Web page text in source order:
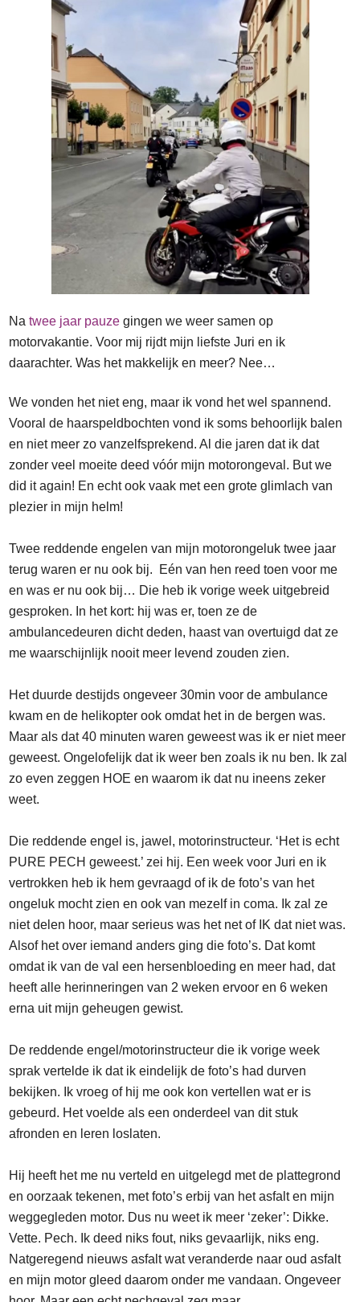
Na twee jaar pauze gingen we weer samen op
motorvakantie. Voor mij rijdt mijn liefste Juri en ik
daarachter. Was het makkelijk en meer? Nee…
We vonden het niet eng, maar ik vond het wel spannend.
Vooral de haarspeldbochten vond ik soms behoorlijk balen
en niet meer zo vanzelfsprekend. Al die jaren dat ik dat
zonder veel moeite deed vóór mijn motorongeval. But we
did it again! En echt ook vaak met een grote glimlach van
plezier in mijn helm!
Twee reddende engelen van mijn motorongeluk twee jaar
terug waren er nu ook bij. Eén van hen reed toen voor me
en was er nu ook bij… Die heb ik vorige week uitgebreid
gesproken. In het kort: hij was er, toen ze de
ambulancedeuren dicht deden, haast van overtuigd dat ze
me waarschijnlijk nooit meer levend zouden zien.
Het duurde destijds ongeveer 30min voor de ambulance
kwam en de helikopter ook omdat het in de bergen was.
Maar als dat 40 minuten waren geweest was ik er niet meer
geweest. Ongelofelijk dat ik weer ben zoals ik nu ben. Ik zal
zo even zeggen HOE en waarom ik dat nu ineens zeker
weet.
Die reddende engel is, jawel, motorinstructeur. ‘Het is echt
PURE PECH geweest.’ zei hij. Een week voor Juri en ik
vertrokken heb ik hem gevraagd of ik de foto’s van het
ongeluk mocht zien en ook van mezelf in coma. Ik zal ze
niet delen hoor, maar serieus was het net of IK dat niet was.
Alsof het over iemand anders ging die foto’s. Dat komt
omdat ik van de val een hersenbloeding en meer had, dat
heeft alle herinneringen van 2 weken ervoor en 6 weken
erna uit mijn geheugen gewist.
De reddende engel/motorinstructeur die ik vorige week
sprak vertelde ik dat ik eindelijk de foto’s had durven
bekijken. Ik vroeg of hij me ook kon vertellen wat er is
gebeurd. Het voelde als een onderdeel van dit stuk
afronden en leren loslaten.
Hij heeft het me nu verteld en uitgelegd met de plattegrond
en oorzaak tekenen, met foto’s erbij van het asfalt en mijn
weggegleden motor. Dus nu weet ik meer ‘zeker’: Dikke.
Vette. Pech. Ik deed niks fout, niks gevaarlijk, niks eng.
Natgeregend nieuws asfalt wat veranderde naar oud asfalt
en mijn motor gleed daarom onder me vandaan. Ongeveer